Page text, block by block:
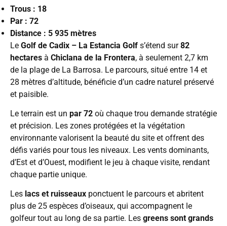
Trous : 18
Par : 72
Distance : 5 935 mètres
Le Golf de Cadix – La Estancia Golfs’étend sur82
hectaresà Chiclana de la Frontera, à seulement 2,7 km
de la plage de La Barrosa. Le parcours, situé entre 14 et
28 mètres d’altitude, bénéficie d’un cadre naturel préservé
et paisible.
Le terrain est un par 72où chaque trou demande stratégie
et précision. Les zones protégées et la végétation
environnante valorisent la beauté du site et offrent des
défis variés pour tous les niveaux. Les vents dominants,
d’Est et d’Ouest, modifient le jeu à chaque visite, rendant
chaque partie unique.
Les lacs et ruisseauxponctuent le parcours et abritent
plus de 25 espèces d’oiseaux, qui accompagnent le
golfeur tout au long de sa partie. Les greens sont grands